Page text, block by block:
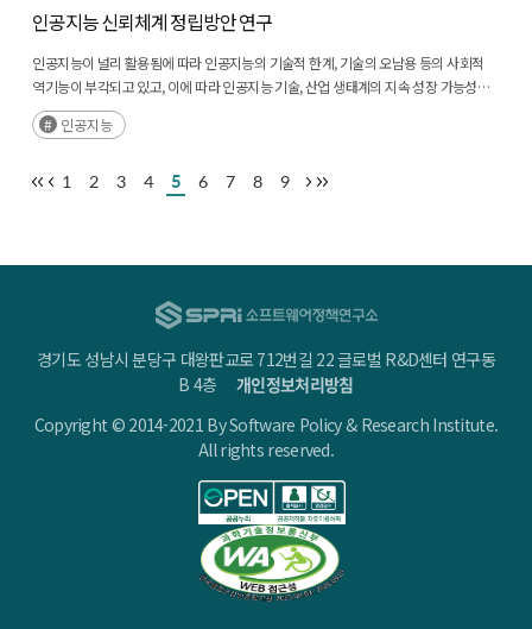
인공지능 신뢰체계 정립방안 연구
인공지능이 널리 활용됨에 따라 인공지능의 기술적 한계, 기술의 오남용 등의 사회적
역기능이 부각되고 있고, 이에 따라 인공지능 기술, 산업 생태계의 지속 성장 가능성이
도전을 받고 있는 상황이다. (후략)
인공지능
1 2 3 4 5 6 7 8 9
경기도 성남시 분당구 대왕판교로 712번길 22 글로벌 R&D센터 연구동
B 4층개인정보처리방침
Copyright © 2014-2021 By Software Policy & Research Institute.
All rights reserved.